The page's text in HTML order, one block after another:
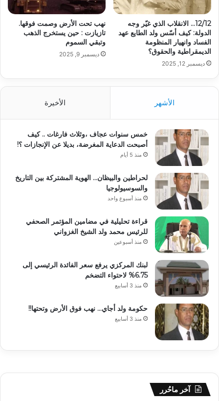
12/12… الانقلاب الذي غيّر وجه
الدولة: كيف أسّس ولد الطايع عهد
الفساد وانهيار المنظومة
الديمقراطية والحقوق؟
ديسمبر 12, 2025
نهب تحت الأرض وصمت فوقها.
تازيازت : حين يستخرج الذهب
وتبقي السموم
ديسمبر 9, 2025
الأشهر الأخيرة
خمس سنوات عجاف ،وثلاث فارغات .. كيف
أصبحت الدعاية المغرضة، بديلا عن الإنجازات ؟!
منذ 5 أيام
لحراطين والبيظان… الهوية المشتركة بين التاريخ
والسوسيولوجيا
منذ أسبوع واحد
قراءة تحليلية في مضامين المؤتمر الصحفي
للرئيس محمد ولد الشيخ الغزواني
منذ أسبوعين
لبنك المركزي يرفع سعر الفائدة الرئيسي إلى
6.75% لاحتواء التضخم
منذ 3 أسابيع
حكومة ولد أجاي… نهب فوق الأرض وتحتها!!
منذ 3 أسابيع
آخر ماحُرر